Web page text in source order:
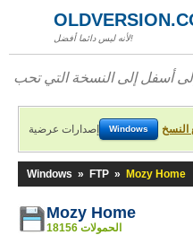
لأنه ليس دائما أفضل!
إصدارات عرضية Windows النسخ
Windows » FTP » Mozy Home
Mozy Home
18156 الحمولات